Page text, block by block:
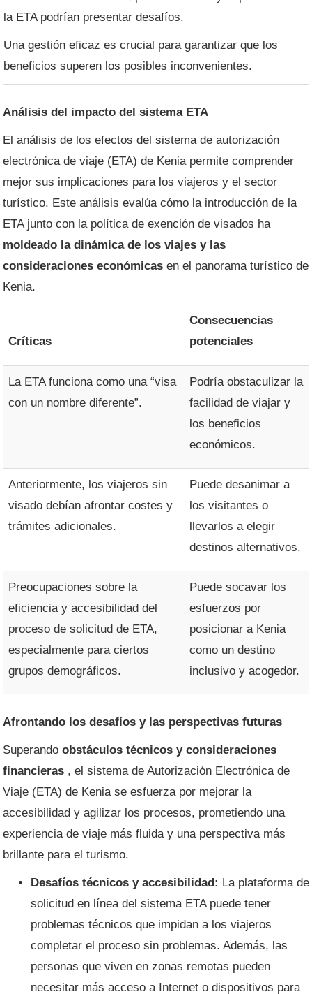
la ETA podrían presentar desafíos.
Una gestión eficaz es crucial para garantizar que los
beneficios superen los posibles inconvenientes.
Análisis del impacto del sistema ETA
El análisis de los efectos del sistema de autorización
electrónica de viaje (ETA) de Kenia permite comprender
mejor sus implicaciones para los viajeros y el sector
turístico. Este análisis evalúa cómo la introducción de la
ETA junto con la política de exención de visados ​​ha
moldeado la dinámica de los viajes y las
consideraciones económicasen el panorama turístico de
Kenia.
Críticas
Consecuencias
potenciales
La ETA funciona como una “visa
con un nombre diferente”.
Podría obstaculizar la
facilidad de viajar y
los beneficios
económicos.
Anteriormente, los viajeros sin
visado debían afrontar costes y
trámites adicionales.
Puede desanimar a
los visitantes o
llevarlos a elegir
destinos alternativos.
Preocupaciones sobre la
eficiencia y accesibilidad del
proceso de solicitud de ETA,
especialmente para ciertos
grupos demográficos.
Puede socavar los
esfuerzos por
posicionar a Kenia
como un destino
inclusivo y acogedor.
Afrontando los desafíos y las perspectivas futuras
Superando obstáculos técnicos y consideraciones
financieras, el sistema de Autorización Electrónica de
Viaje (ETA) de Kenia se esfuerza por mejorar la
accesibilidad y agilizar los procesos, prometiendo una
experiencia de viaje más fluida y una perspectiva más
brillante para el turismo.
Desafíos técnicos y accesibilidad: La plataforma de
solicitud en línea del sistema ETA puede tener
problemas técnicos que impidan a los viajeros
completar el proceso sin problemas. Además, las
personas que viven en zonas remotas pueden
necesitar más acceso a Internet o dispositivos para